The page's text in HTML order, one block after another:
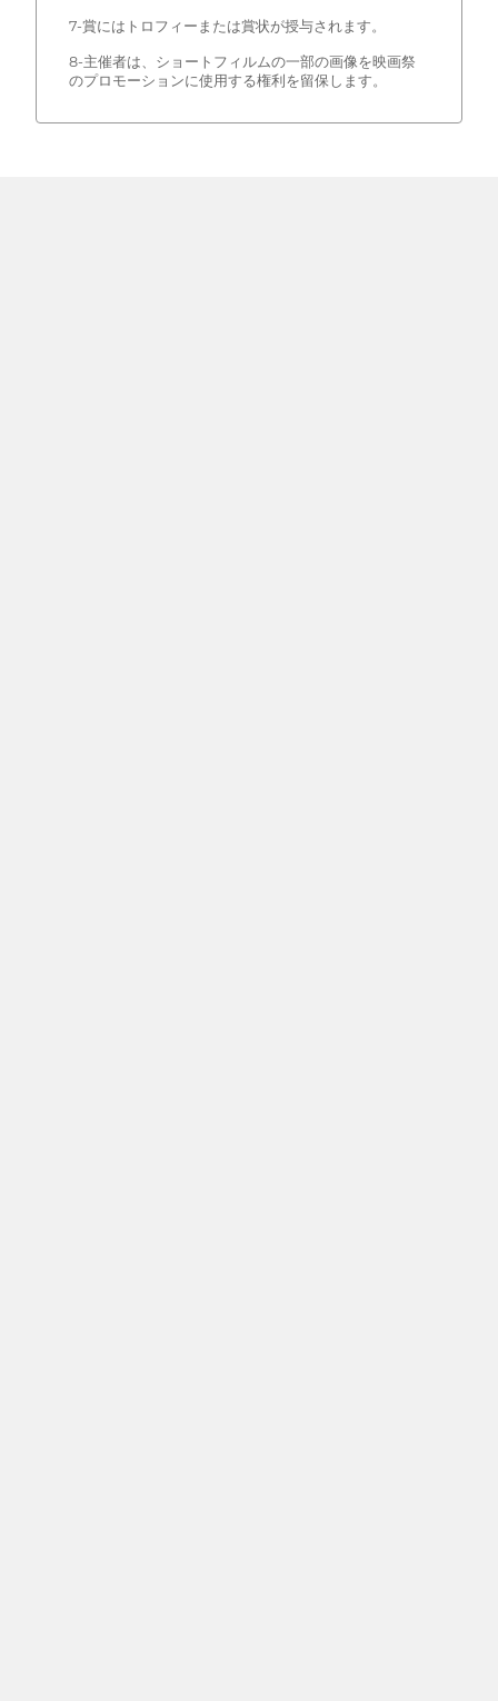
7-賞にはトロフィーまたは賞状が授与されます。
8-主催者は、ショートフィルムの一部の画像を映画祭
のプロモーションに使用する権利を留保します。